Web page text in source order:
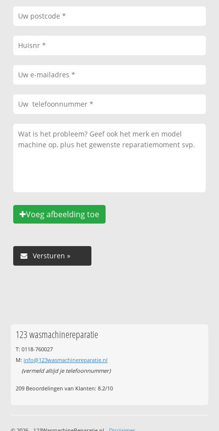
Voeg afbeelding toe
123 wasmachinereparatie
T: 0118-760027
M: info@123wasmachinereparatie.nl
(vermeld altijd je telefoonnummer)
209 Beoordelingen van Klanten:8.2/10